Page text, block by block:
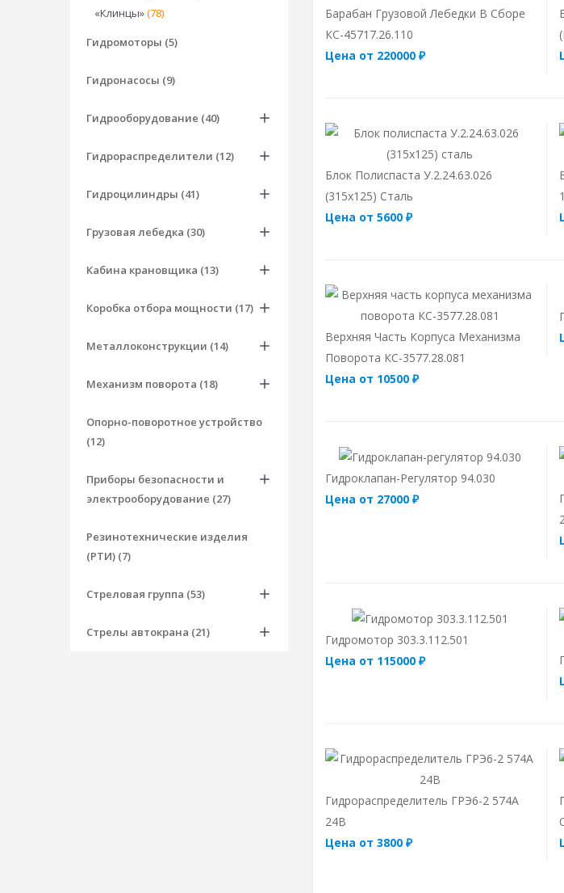
«Клинцы»(78)
Гидромоторы (5)
Гидронасосы (9)
Гидрооборудование (40)
Гидрораспределители (12)
Гидроцилиндры (41)
Грузовая лебедка (30)
Кабина крановщика (13)
Коробка отбора мощности (17)
Металлоконструкции (14)
Механизм поворота (18)
Опорно-поворотное устройство
(12)
Приборы безопасности и
электрооборудование (27)
Резинотехнические изделия
(РТИ) (7)
Стреловая группа (53)
Стрелы автокрана (21)
Барабан Грузовой Лебедки В Сборе
КС-45717.26.110
Цена от 220000 ₽
Блок Полиспаста У.2.24.63.026
(315х125) Сталь
Цена от 5600 ₽
Верхняя Часть Корпуса Механизма
Поворота КС-3577.28.081
Цена от 10500 ₽
Гидроклапан-Регулятор 94.030
Цена от 27000 ₽
Гидромотор 303.3.112.501
Цена от 115000 ₽
Гидрораспределитель ГРЭ6-2 574A
24B
Цена от 3800 ₽